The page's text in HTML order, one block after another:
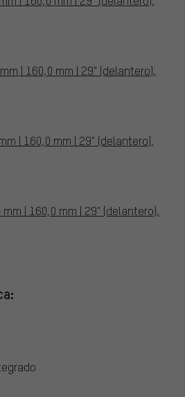
| 160,0 mm | 29" (delantero),
| 160,0 mm | 29" (delantero),
| 160,0 mm | 29" (delantero),